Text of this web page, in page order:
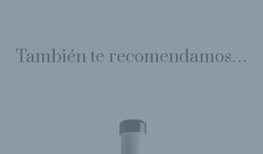
También te recomendamos…